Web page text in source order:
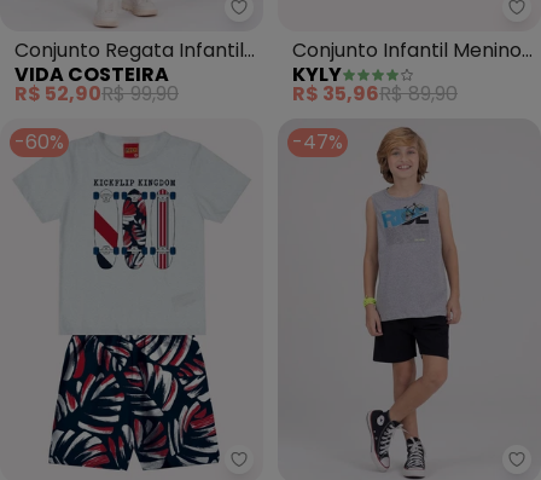
Vida Costeira - Conjunto
Conjunto Regata Infantil
Web Game (Mescla)
VIDA COSTEIRA
R$ 52,90R$ 99,90
Conjunto Infantil Menino
Lettering (Cinza)
KYLY
R$ 35,96R$ 89,90
-60%
Kyly - Conjunto Infantil Menino
-47%